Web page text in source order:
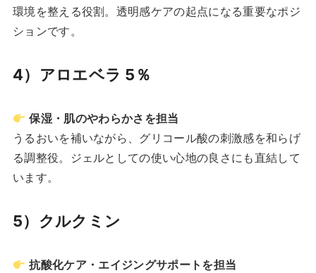
環境を整える役割。透明感ケアの起点になる重要なポジ
ションです。
4）アロエベラ 5％
保湿・肌のやわらかさを担当
うるおいを補いながら、グリコール酸の刺激感を和らげ
る調整役。ジェルとしての使い心地の良さにも直結して
います。
5）クルクミン
抗酸化ケア・エイジングサポートを担当